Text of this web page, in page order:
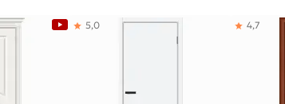
5,0 4,7